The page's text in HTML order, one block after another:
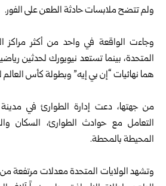
ولم تتضح ملابسات حادثة الطعن على الفور.
وجاءت الواقعة في واحد من أكثر مراكز
المتحدة، بينما تستعد نيويورك لحدثين
هما نهائيات “إن بي إيه” وبطولة كأس العالم
من جهتها، دعت إدارة الطوارئ في
التعامل مع حوادث الطوارئ، السكان
المحيطة بالمحطة.
وتشهد الولايات المتحدة معدلات مرتفعة